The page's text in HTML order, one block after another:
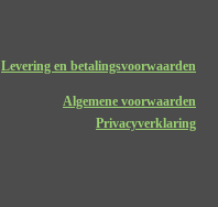
Levering en betalingsvoorwaarden
Algemene voorwaarden
Privacyverklaring